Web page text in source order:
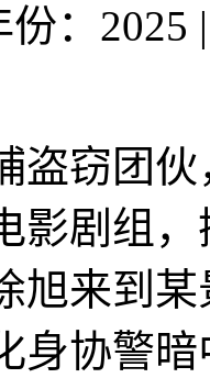
份：2025 |
窃团伙
影剧组
旭来到
身协警